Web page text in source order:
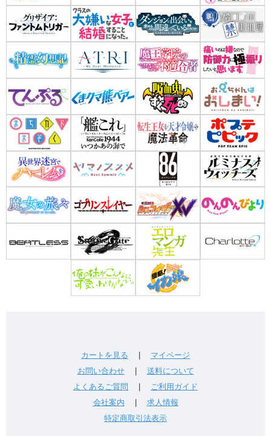
カートを見る
マイページ
お問い合わせ| 送料について
よくあるご質問
ご利用ガイド
会社案内
求人情報
特定商取引法表示